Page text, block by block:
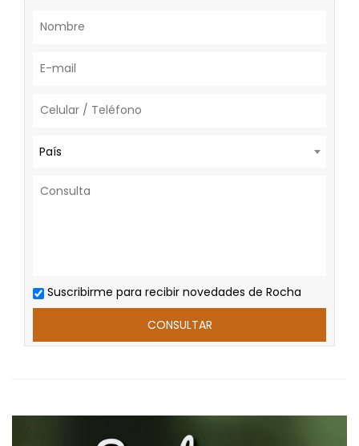
País
Suscribirme para recibir novedades de Rocha